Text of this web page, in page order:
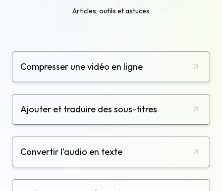
Articles, outils et astuces
Compresser une vidéo en ligne
Ajouter et traduire des sous-titres
Convertir l'audio en texte